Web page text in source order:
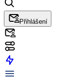
Přihlášení